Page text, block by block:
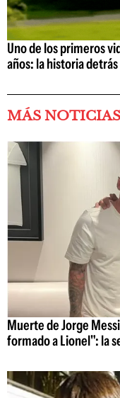
Uno de los primeros
años: la historia
MÁS
Muerte de Jorge
formado a Lionel": la